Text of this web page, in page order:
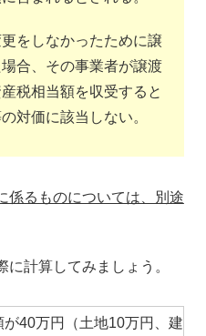
をしなかったために譲
合、その事業者が譲渡
税相当額を収受すると
対価に該当しない。
係るものについては、別途
に計算してみましょう。
が40万円（土地10万円、建